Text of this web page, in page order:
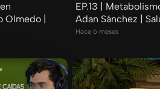
Olmedo |
EP.13 |
Adan Sánchez |
Hace 6 meses